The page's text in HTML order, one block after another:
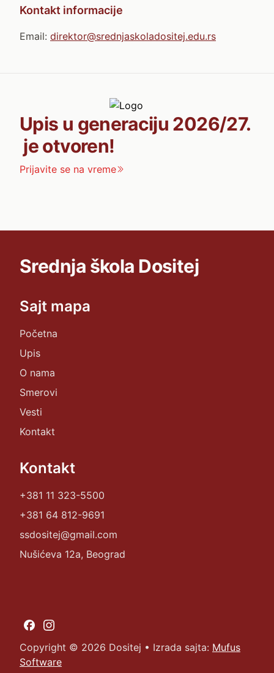
Kontakt informacije
Email: direktor@srednjaskoladositej.edu.rs
Upis u generaciju 2026/27.
je otvoren!
Prijavite se na vreme
Srednja škola Dositej
Sajt mapa
Početna
Upis
O nama
Smerovi
Vesti
Kontakt
Kontakt
+381 11 323-5500
+381 64 812-9691
ssdositej@gmail.com
Nušićeva 12a, Beograd
Copyright © 2026 Dositej • Izrada sajta: Mufus
Software